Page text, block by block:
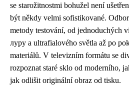
se starožitnostmi bohužel není
být někdy velmi sofistikované.
metody testování, od jednoduchých
луpy a ultrafialového světla až po
materiálů. V televizním formátu se
rozpoznat staré sklo od moderního,
jak odlišit originální obraz od tisku.